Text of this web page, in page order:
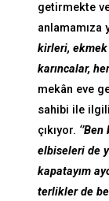
getirmekte
anlamamıza
kirleri, ekmek
karıncalar,
mekân eve
sahibi ile
çıkıyor.
elbiseleri de
kapatayım
terlikler de